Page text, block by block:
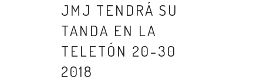
JMJ TENDRÁ SU
TANDA EN LA
TELETÓN 20-30
2018